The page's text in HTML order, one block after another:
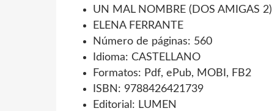
UN MAL NOMBRE (DOS AMIGAS 2)
ELENA FERRANTE
Número de páginas: 560
Idioma: CASTELLANO
Formatos: Pdf, ePub, MOBI, FB2
ISBN: 9788426421739
Editorial: LUMEN